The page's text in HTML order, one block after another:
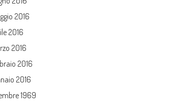
2016
2016
2016
2016
2016
1969